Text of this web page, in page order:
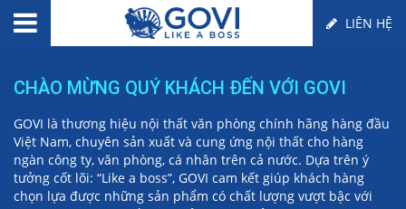
LIÊN HỆ
CHÀO MỪNG QUÝ KHÁCH ĐẾN VỚI GOVI
GOVI là thương hiệu nội thất văn phòng chính hãng hàng đầu
Việt Nam, chuyên sản xuất và cung ứng nội thất cho hàng
ngàn công ty, văn phòng, cá nhân trên cả nước. Dựa trên ý
tưởng cốt lõi: “Like a boss”, GOVI cam kết giúp khách hàng
chọn lựa được những sản phẩm có chất lượng vượt bậc với